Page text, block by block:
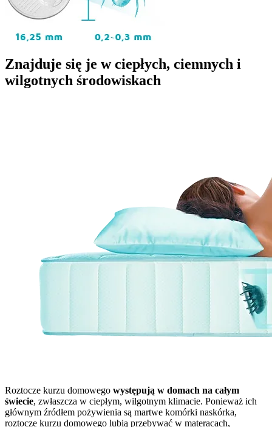
Znajduje się je w ciepłych, ciemnych i
wilgotnych środowiskach
Roztocze kurzu domowego występują w domach na całym
świecie, zwłaszcza w ciepłym, wilgotnym klimacie. Ponieważ ich
głównym źródłem pożywienia są martwe komórki naskórka,
roztocze kurzu domowego lubią przebywać w materacach,